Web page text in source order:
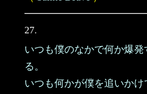
27.
いつも僕のなかで何か爆
る。
いつも何かが僕を追いかけ